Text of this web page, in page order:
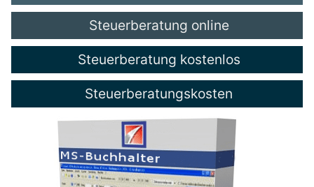
Steuerberatung online
Steuerberatung kostenlos
Steuerberatungskosten